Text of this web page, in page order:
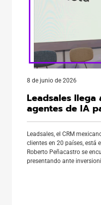
8 de junio de 2026
Leadsales llega
agentes de IA
Leadsales, el CRM
clientes en 20 países, está
Roberto Peñacastro se
presentando ante